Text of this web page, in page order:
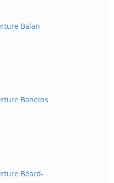
Balan
Baneins
Béard-